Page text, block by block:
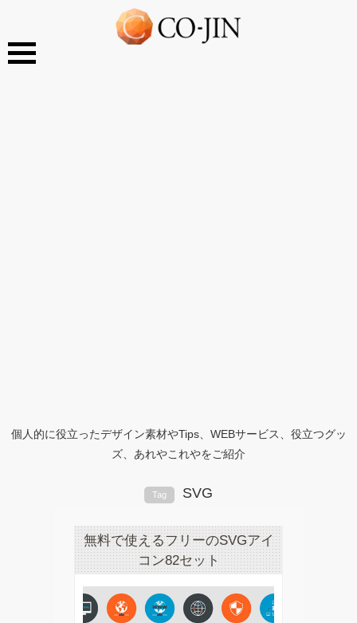
個人的に役立ったデザイン素材やTips、WEBサービス、役立つグッ
ズ、あれやこれやをご紹介
Tag SVG
無料で使えるフリーのSVGアイ
コン82セット